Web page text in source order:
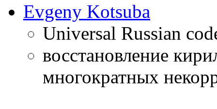
Evgeny Kotsuba
Universal Russian
восстановление
многократных